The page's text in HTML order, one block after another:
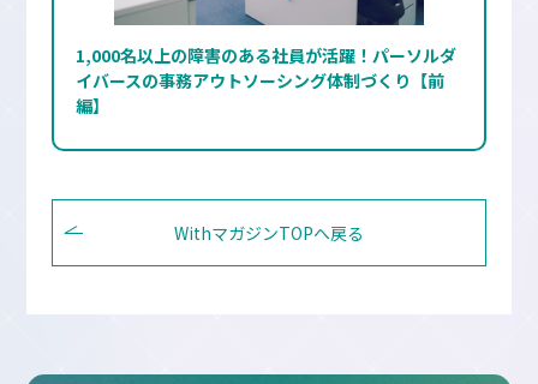
1,000名以上の障害のある社員が活躍！パーソルダ
イバースの事務アウトソーシング体制づくり【前
編】
WithマガジンTOPへ戻る